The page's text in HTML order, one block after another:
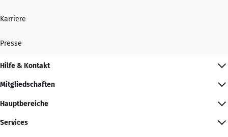
Karriere
Presse
Hilfe & Kontakt
Mitgliedschaften
Hauptbereiche
Services